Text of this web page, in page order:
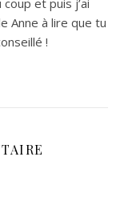
Anne à lire que tu
!